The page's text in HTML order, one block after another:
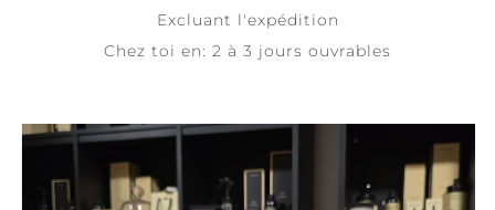
Excluant l'expédition
Chez toi en: 2 à 3 jours ouvrables